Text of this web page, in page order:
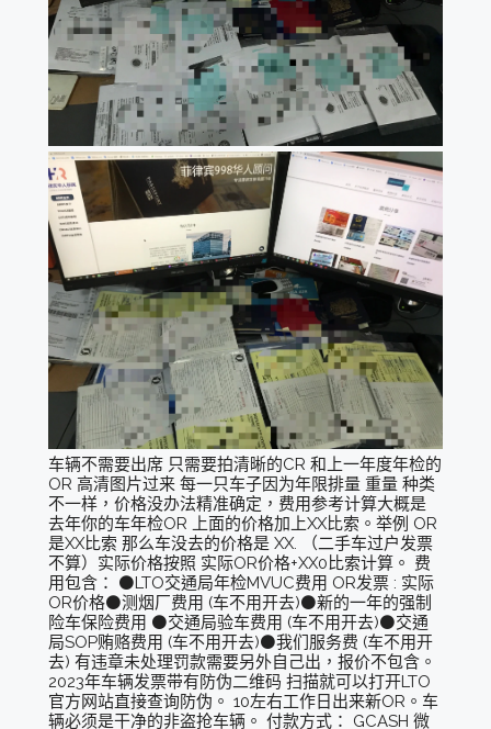
车辆不需要出席 只需要拍清晰的CR 和上一年度年检的
OR 高清图片过来 每一只车子因为年限排量 重量 种类
不一样，价格没办法精准确定，费用参考计算大概是
去年你的车年检OR 上面的价格加上XX比索。举例 OR
是XX比索 那么车没去的价格是 XX. （二手车过户发票
不算）实际价格按照 实际OR价格+XX0比索计算。 费
用包含： ⚫️LTO交通局年检MVUC费用 OR发票 : 实际
OR价格⚫️测烟厂费用 (车不用开去)⚫️新的一年的强制
险车保险费用 ⚫️交通局验车费用 (车不用开去)⚫️交通
局SOP贿赂费用 (车不用开去)⚫️我们服务费 (车不用开
去) 有违章未处理罚款需要另外自己出，报价不包含。
2023年车辆发票带有防伪二维码 扫描就可以打开LTO
官方网站直接查询防伪。 10左右工作日出来新OR。车
辆必须是干净的非盗抢车辆。 付款方式： GCASH 微